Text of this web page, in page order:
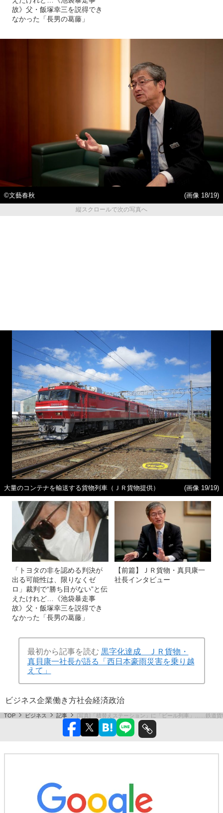
故》父・飯塚幸三を説得でき
なかった「長男の葛藤」
©文藝春秋
(画像 18/19)
縦スクロールで次の写真へ
大量のコンテナを輸送する貨物列車（ＪＲ貨物提供） (画像 19/19)
「トヨタの非を認める判決が
出る可能性は、限りなくゼ
ロ」裁判で“勝ち目がない”と伝
えたけれど…《池袋暴走事
故》父・飯塚幸三を説得でき
なかった「長男の葛藤」
【前篇】ＪＲ貨物・真貝康一
社長インタビュー
最初から記事を読む 黒字化達成 ＪＲ貨物・
真貝康一社長が語る「西日本豪雨災害を乗り越
えて」
ビジネス企業働き方社会経済政治
TOP ビジネス 記事 [写真]「積替えステーション」に「ビール列車」……鉄道